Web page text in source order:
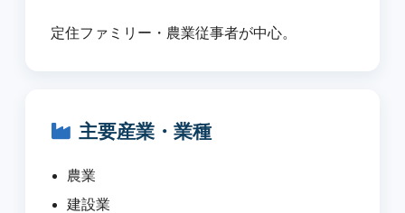
定住ファミリー・農業従事者が中心。
主要産業・業種
農業
建設業